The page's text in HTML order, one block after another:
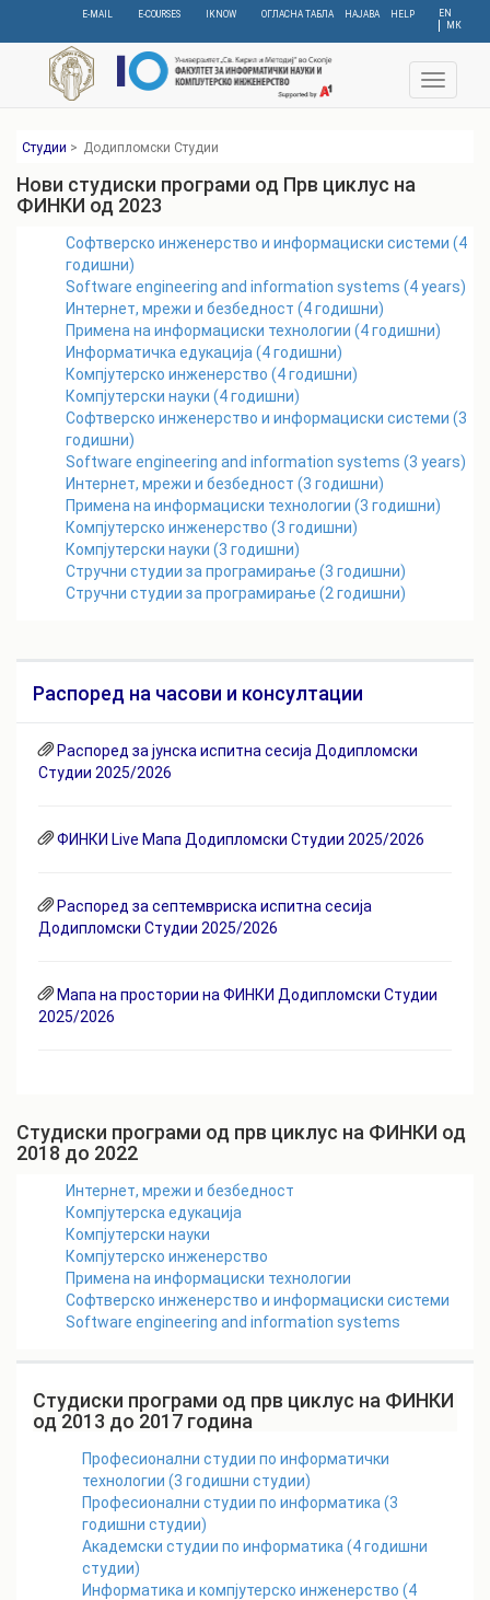
content
EN
МК
E-MAIL E-COURSES IKNOW ОГЛАСНА ТАБЛА НАЈАВА HELP
Toggle
Студии > Додипломски Студии
Нови студиски програми од Прв циклус на
ФИНКИ од 2023
Софтверско инженерство и информациски системи (4
годишни)
Software engineering and information systems (4years)
Интернет, мрежи и безбедност (4годишни)
Примена на информациски технологии (4годишни)
Информатичка едукација (4годишни)
Компјутерско инженерство (4годишни)
Компјутерски науки (4годишни)
Софтверско инженерство и информациски системи (3
годишни)
Software engineering and information systems (3 years)
Интернет, мрежи и безбедност (3 годишни)
Примена на информациски технологии (3 годишни)
Компјутерско инженерство (3 годишни)
Компјутерски науки (3 годишни)
Стручни студии за програмирање (3 годишни)
Стручни студии за програмирање (2 годишни)
Распоред на часови и консултации
Распоред за јунска испитна сесија Додипломски
Студии 2025/2026
ФИНКИ Live Мапа Додипломски Студии 2025/2026
Распоред за септемвриска испитна сесија
Додипломски Студии 2025/2026
Мапа на простории на ФИНКИ Додипломски Студии
2025/2026
Студиски програми од прв циклус на ФИНКИ од
2018 до 2022
Интернет, мрежи и безбедност
Компјутерска едукација
Компјутерски науки
Компјутерско инженерство
Примена на информациски технологии
Софтверско инженерство и информациски системи
Software engineering and information systems
Студиски програми од прв циклус на ФИНКИ
од 2013 до 2017 година
Професионални студии по информатички
технологии (3 годишни студии)
Професионални студии по информатика (3
годишни студии)
Академски студии по информатика (4 годишни
студии)
Информатика и компјутерско инженерство (4